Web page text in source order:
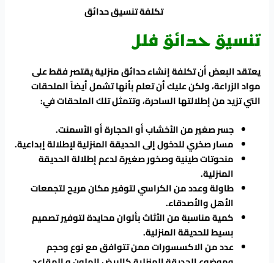
تكلفة تنسيق حدائق
تنسيق حدائق فلل
يعتقد البعض أن تكلفة إنشاء حدائق منزلية يقتصر فقط على
مواد الزراعة، ولكن عليك أن تعلم بأنها تشمل أيضاً الملحقات
التي تزيد من إطلالتها الساحرة، وتتمثل تلك الملحقات في:
جسر صغير من الأخشاب أو الحجارة أو الأسمنت.
مسار صخري للدخول إلى الحديقة المنزلية لإطلالة إبداعية.
منحوتات طينية وصخور صغيرة لدعم إطلالة الحديقة
المنزلية.
طاولة وعدد من الكراسي لتوفير مكان مريح لتجمعات
الأهل والأصدقاء.
كمية مناسبة من الأثاث بألوان محايدة لتوفير تصميم
بسيط للحديقة المنزلية.
عدد من الاكسسورات ممن تتوافق مع نوع وحجم